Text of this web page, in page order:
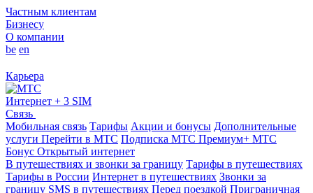
Частным клиентам
Бизнесу
О компании
be en
Карьера
Интернет + 3 SIM
Связь
Мобильная связь Тарифы Акции и бонусы Дополнительные
услуги Перейти в МТС Подписка МТС Премиум+ МТС
Бонус Открытый интернет
В путешествиях и звонки за границу Тарифы в путешествиях
Тарифы в России Интернет в путешествиях Звонки за
границу SMS в путешествиях Перед поездкой Приграничная